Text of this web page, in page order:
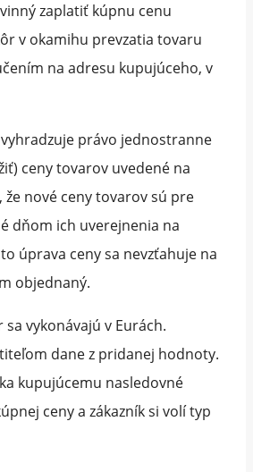
zaplatiť kúpnu cenu
v okamihu prevzatia tovaru
na adresu kupujúceho, v
právo jednostranne
ceny tovarov uvedené na
že nové ceny tovarov sú pre
dňom ich uverejnenia na
úprava ceny sa nevzťahuje na
objednaný.
sa vykonávajú v Eurách.
dane z pridanej hodnoty.
kupujúcemu nasledovné
ceny a zákazník si volí typ